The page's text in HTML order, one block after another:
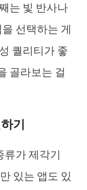
는 빛 반사나
선택하는 게
퀄리티가 좋
골라보는 걸
기
류가 제각기
있는 앱도 있